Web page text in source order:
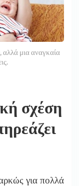
αλλά μια αναγκαία
σχέση
για πολλά